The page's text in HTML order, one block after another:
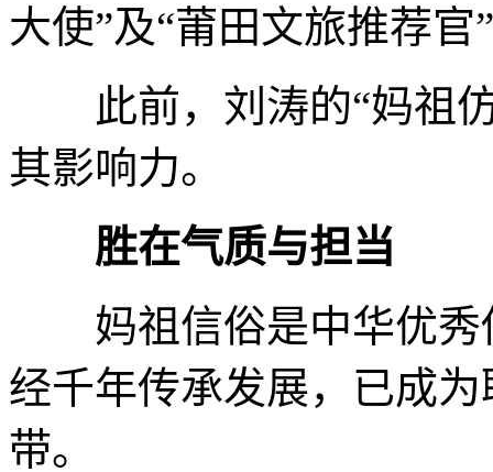
大使”及“莆田文旅推荐官
此前，刘涛的“妈祖仿
其影响力。
胜在气质与担当
妈祖信俗是中华优秀
经千年传承发展，已成
带。